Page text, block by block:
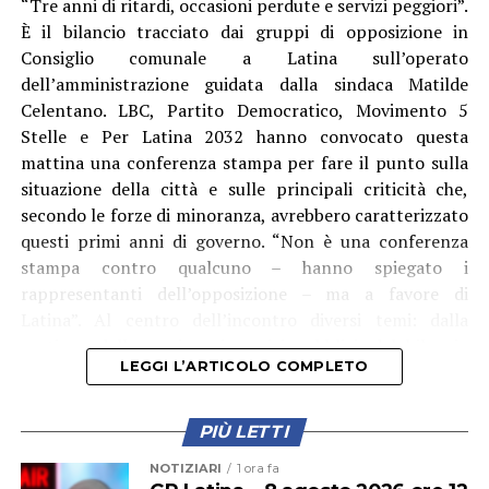
gli atti relativi alla consegna e al collaudo. Il 24 luglio,
alla vigilia della riapertura, sarebbe stato sottoscritto il
verbale di consegna anticipata nel quale le opere
vengono indicate come prive di difetti e vizi palesi. Nella
stessa giornata è stato redatto anche un verbale di
collaudo parziale.
Durante la commissione, secondo quanto riferito dai
consiglieri, il collaudatore avrebbe chiarito che
quest’ultimo documento era finalizzato alla riapertura
in sicurezza del parco, mentre il collaudo definitivo
L’opposizione mette in relazione questi atti con alcune
criticità emerse successivamente, in particolare quelle
all’accessibilità di alcune aree. Da qui la richiesta di
chiarire quali controlli siano stati effettuati durante
“Tre anni di ritardi, occasioni perdute e servizi peggiori”.
È il bilancio tracciato dai gruppi di opposizione in
Consiglio comunale a Latina sull’operato
dell’amministrazione guidata dalla sindaca Matilde
Celentano. LBC, Partito Democratico, Movimento 5
Stelle e Per Latina 2032 hanno convocato questa
mattina una conferenza stampa per fare il punto sulla
situazione della città e sulle principali criticità che,
secondo le forze di minoranza, avrebbero caratterizzato
questi primi anni di governo. “Non è una conferenza
stampa contro qualcuno – hanno spiegato i
rappresentanti dell’opposizione – ma a favore di
gestione della marina ai servizi pubblici, dal bilancio
comunale ai trasporti, passando per ABC, emergenza
opposizione, il problema principale sarebbe “un’assenza
di programmazione” e una gestione basata più sugli
annunci che sui risultati concreti. Una critica che,
LEGGI L’ARTICOLO COMPLETO
PIÙ LETTI
NOTIZIARI 1 ora fa